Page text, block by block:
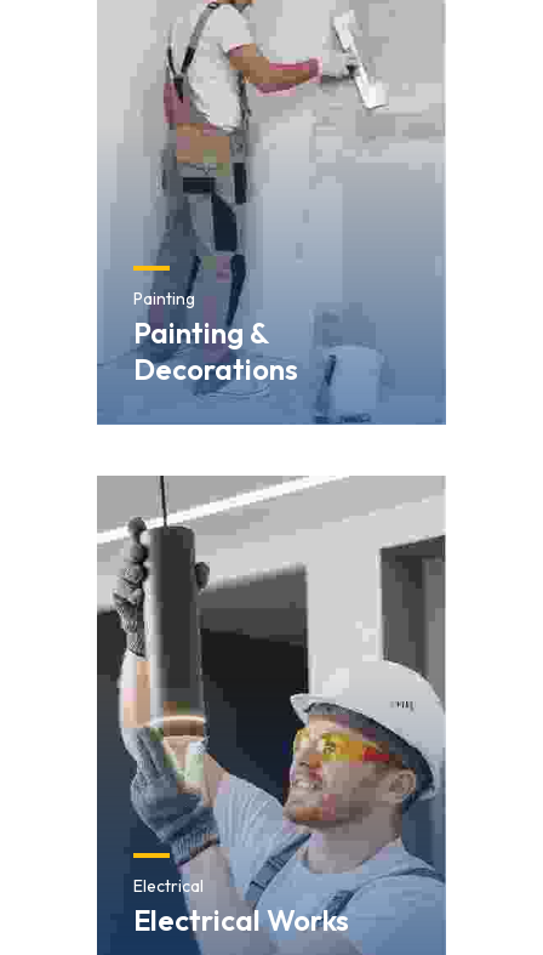
Painting
Painting &
Decorations
Electrical
Electrical Works